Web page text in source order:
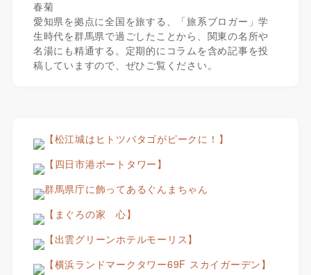
春菊
愛知県を拠点に全国を旅する、「旅系ブロガー」学
生時代を群馬県で過ごしたことから、関東の名所や
名湯にも精通する。定期的にコラムを含め記事を投
稿していますので、ぜひご覧ください。